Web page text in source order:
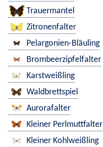
Trauermantel
Zitronenfalter
Pelargonien-Bläuling
Brombeerzipfelfalter
Karstweißling
Waldbrettspiel
Aurorafalter
Kleiner Perlmuttfalter
Kleiner Kohlweißling